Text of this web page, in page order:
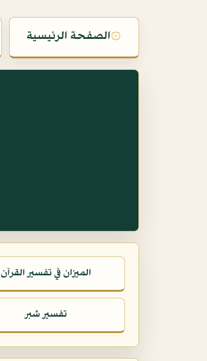
۞الصفحة الرئيسية
الميزان في تفسير القرآن
تفسير شبر